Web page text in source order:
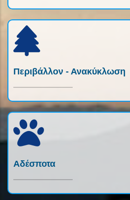
Περιβάλλον - Ανακύκλωση
Αδέσποτα